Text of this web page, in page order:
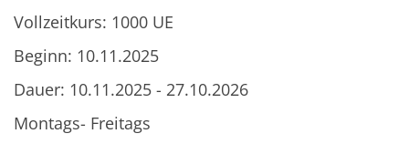
Vollzeitkurs: 1000 UE
Beginn: 10.11.2025
Dauer: 10.11.2025 - 27.10.2026
Montags- Freitags